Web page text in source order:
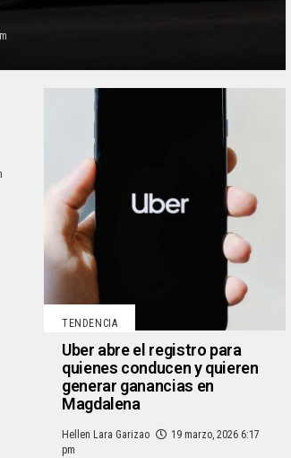
TENDENCIA
Uber abre el registro para
quienes conducen y quieren
generar ganancias en
Magdalena
Hellen Lara Garizao
19 marzo, 2026 6:17
pm